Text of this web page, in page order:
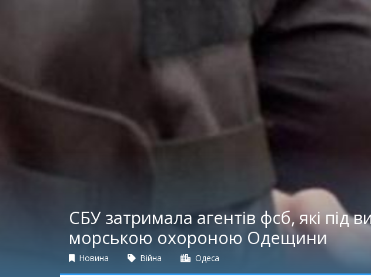
СБУ затримала агентів фсб, які
морською охороною Одещини
Новина Війна Одеса